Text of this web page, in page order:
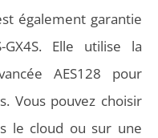
également garantie
Elle utilise la
AES128 pour
Vous pouvez choisir
le cloud ou sur une